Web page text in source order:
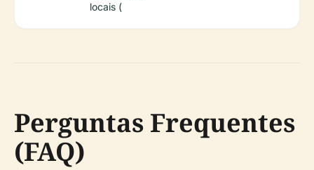
locais (
Perguntas Frequentes
(FAQ)